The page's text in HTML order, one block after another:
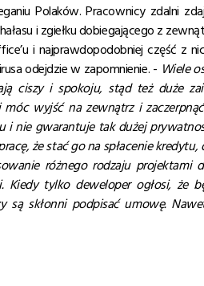
Polaków. Pracownicy zdalni
i zgiełku dobiegającego z
i najprawdopodobniej część z
odejdzie w zapomnienie. - Wiele
ciszy i spokoju, stąd też duże
wyjść na zewnątrz i
i nie gwarantuje tak dużej
że stać go na spłacenie
różnego rodzaju projektami
tylko deweloper ogłosi, że
skłonni podpisać umowę.